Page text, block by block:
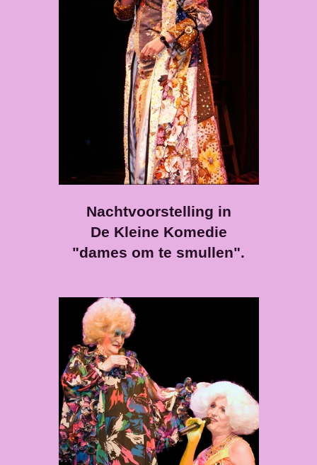
Nachtvoorstelling in
De Kleine Komedie
"dames om te smullen".